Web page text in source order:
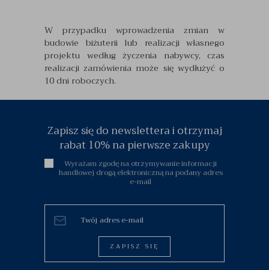
W przypadku wprowadzenia zmian w
budowie biżuterii lub realizacji własnego
projektu według życzenia nabywcy, czas
realizacji zamówienia może się wydłużyć o
10 dni roboczych.
Zapisz się do newslettera i otrzymaj
rabat 10% na pierwsze zakupy
Wyrażam zgodę na otrzymywanie informacji
handlowej drogą elektroniczną na podany adres
e-mail
ZAPISZ SIĘ